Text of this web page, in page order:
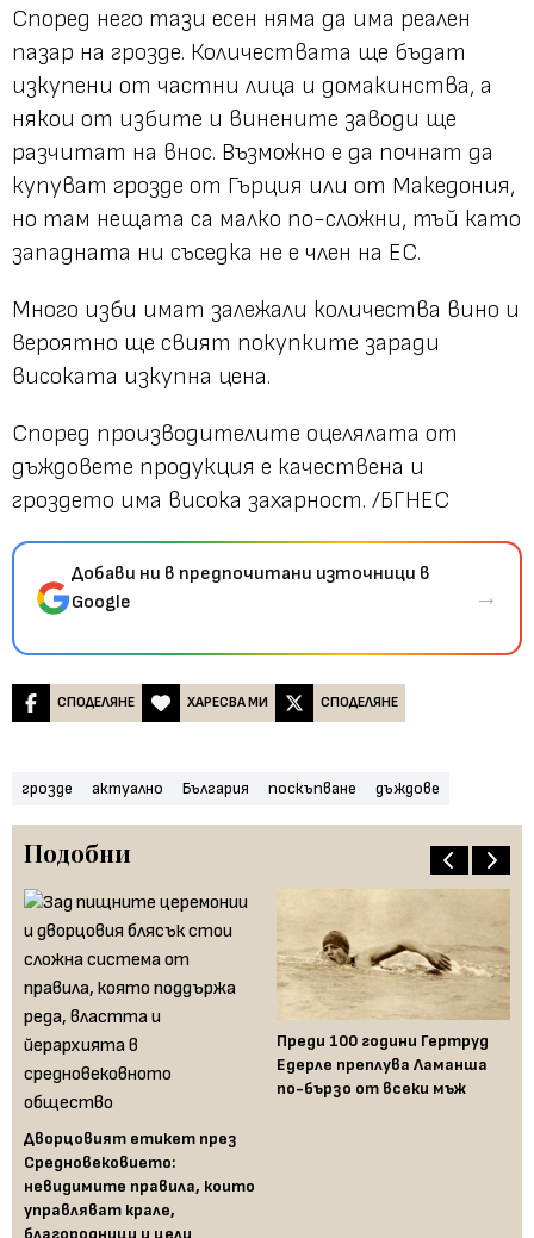
Според него тази есен няма да има реален
пазар на грозде. Количествата ще бъдат
изкупени от частни лица и домакинства, а
някои от избите и винените заводи ще
разчитат на внос. Възможно е да почнат да
купуват грозде от Гърция или от Македония,
но там нещата са малко по-сложни, тъй като
западната ни съседка не е член на ЕС.
Много изби имат залежали количества вино и
вероятно ще свият покупките заради
високата изкупна цена.
Според производителите оцелялата от
дъждовете продукция е качествена и
гроздето има висока захарност. /БГНЕС
Добави ни в предпочитани източници в
Google
→
СПОДЕЛЯНЕ ХАРЕСВА МИ СПОДЕЛЯНЕ
грозде актуално България поскъпване дъждове
Подобни
Дворцовият етикет през
Средновековието:
невидимите правила, които
управляват крале,
благородници и цели
Преди 100 години Гертруд
Едерле преплува Ламанша
по-бързо от всеки мъж